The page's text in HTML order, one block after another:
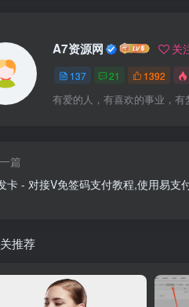
A7资源网 关
137 21 1392
有爱的人，有喜欢的事业，有
篇
卡 - 对接V免签码支付教程,使用易支
推荐